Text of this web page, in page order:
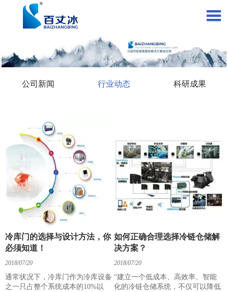

公司新闻 行业动态 科研成果
冷库门的选择与设计方法，你
必须知道！
2018/07/20
通常状况下，冷库门作为冷库设备
之一只占整个系统成本的10%以
如何正确合理选择冷链仓储解
决方案？
2018/07/20
“建立一个低成本、高效率、智能
化的冷链仓储系统，不仅可以降低